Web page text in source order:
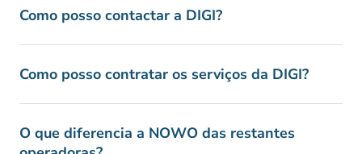
Como posso contactar a DIGI?
Como posso contratar os serviços da DIGI?
O que diferencia a NOWO das restantes